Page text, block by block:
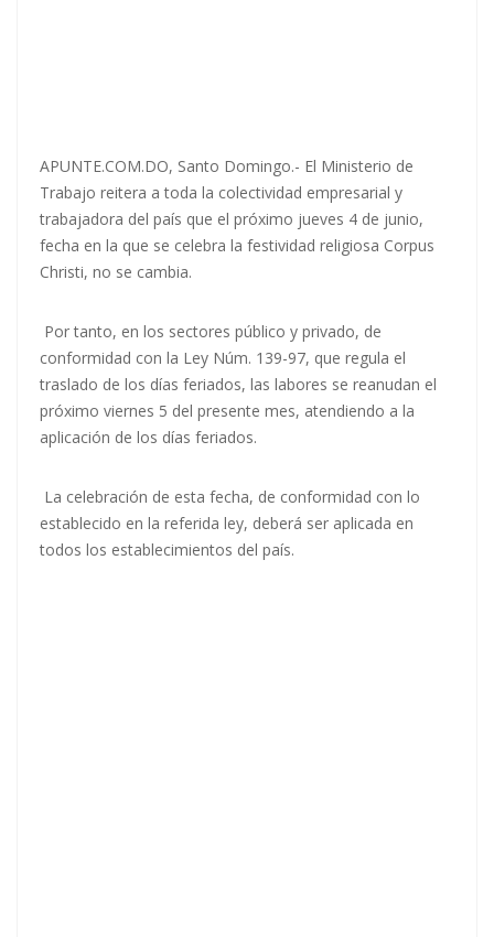
APUNTE.COM.DO, Santo Domingo.- El Ministerio de
Trabajo reitera a toda la colectividad empresarial y
trabajadora del país que el próximo jueves 4 de junio,
fecha en la que se celebra la festividad religiosa Corpus
Christi, no se cambia.
Por tanto, en los sectores público y privado, de
conformidad con la Ley Núm. 139-97, que regula el
traslado de los días feriados, las labores se reanudan el
próximo viernes 5 del presente mes, atendiendo a la
aplicación de los días feriados.
La celebración de esta fecha, de conformidad con lo
establecido en la referida ley, deberá ser aplicada en
todos los establecimientos del país.